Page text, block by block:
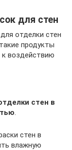
для стен
отделки стен
продукты
воздействию
стен в
.
стен в
влажную